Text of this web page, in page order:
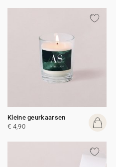
Kleine geurkaarsen
€ 4,90